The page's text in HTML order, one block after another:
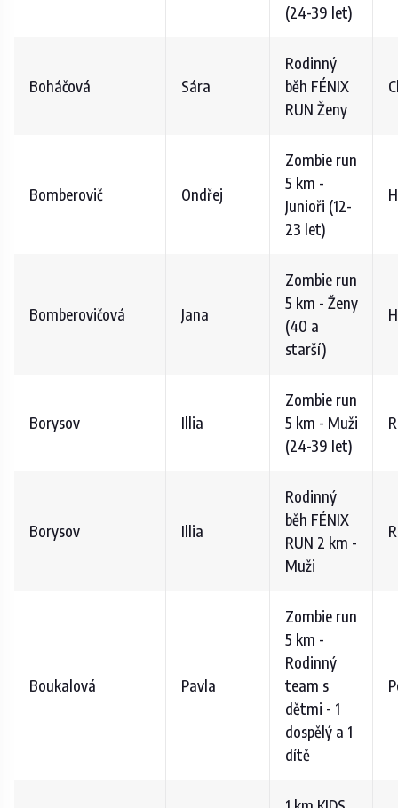
(24-39 let)
Boháčová Sára
Rodinný
běh FÉNIX
RUN Ženy
Bomberovič Ondřej
Zombie run
5 km -
Junioři (12-
23 let)
Bomberovičová Jana
Zombie run
5 km - Ženy
(40 a
starší)
Borysov Illia
Zombie run
5 km - Muži
(24-39 let)
Borysov Illia
Rodinný
běh FÉNIX
RUN 2 km -
Muži
Boukalová Pavla
Zombie run
5 km -
Rodinný
team s
dětmi - 1
dospělý a 1
dítě